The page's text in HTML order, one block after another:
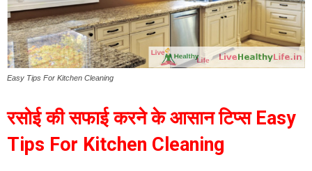
Easy Tips For Kitchen Cleaning
रसोई की सफाई करने के आसान टिप्स Easy
Tips For Kitchen Cleaning